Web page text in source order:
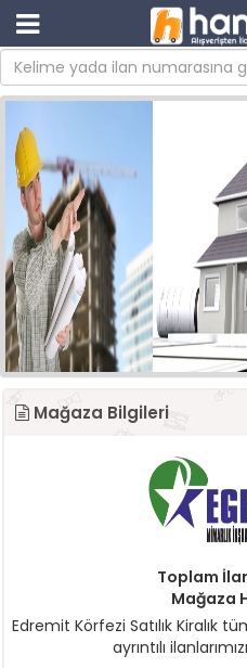
Mağaza Bilgileri
Toplam
Mağaza
Edremit Körfezi Satılık Kiralık
ayrıntılı